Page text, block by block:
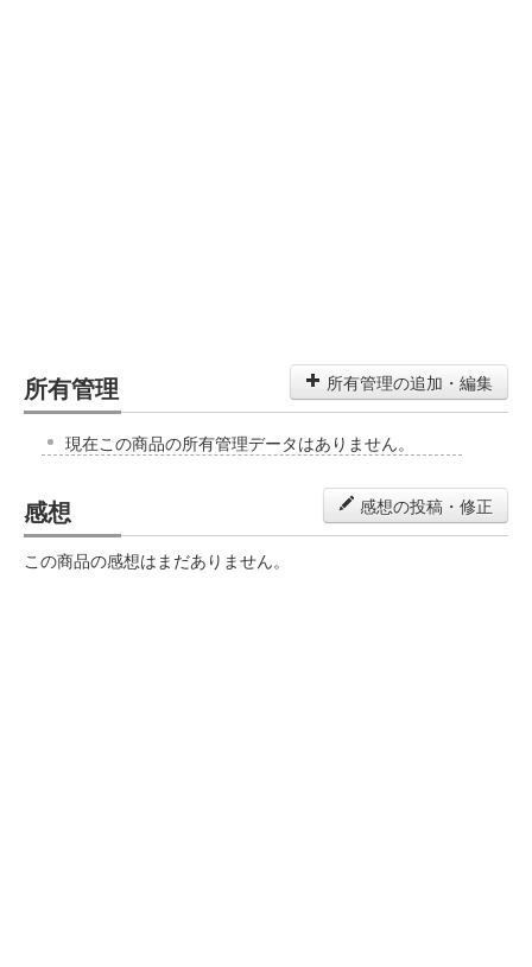
所有管理 所有管理の追加・編集
現在この商品の所有管理データはありません。
感想 感想の投稿・修正
この商品の感想はまだありません。